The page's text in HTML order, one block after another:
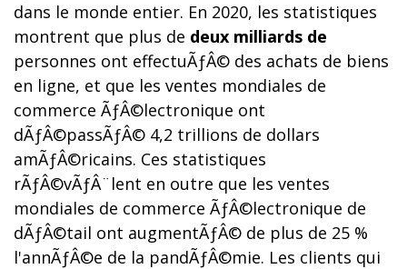
dans le monde entier. En 2020, les statistiques
montrent que plus de deux milliards de
personnes ont effectuÃƒÂ© des achats de biens
en ligne, et que les ventes mondiales de
commerce ÃƒÂ©lectronique ont
dÃƒÂ©passÃƒÂ© 4,2 trillions de dollars
amÃƒÂ©ricains. Ces statistiques
rÃƒÂ©vÃƒÂ¨lent en outre que les ventes
mondiales de commerce ÃƒÂ©lectronique de
dÃƒÂ©tail ont augmentÃƒÂ© de plus de 25 %
l'annÃƒÂ©e de la pandÃƒÂ©mie. Les clients qui